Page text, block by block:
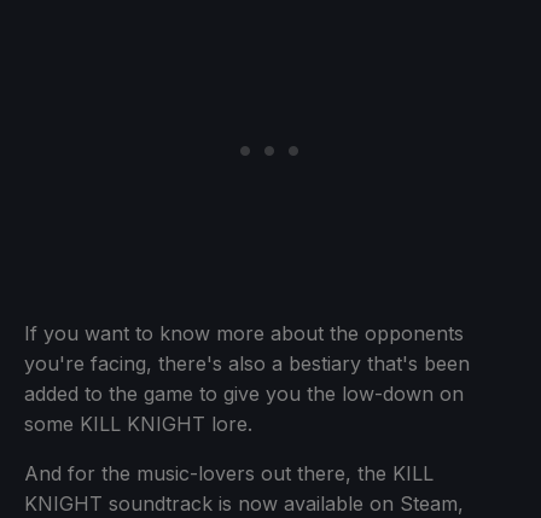
If you want to know more about the opponents
you're facing, there's also a bestiary that's been
added to the game to give you the low-down on
some KILL KNIGHT lore.
And for the music-lovers out there, the KILL
KNIGHT soundtrack is now available on Steam,